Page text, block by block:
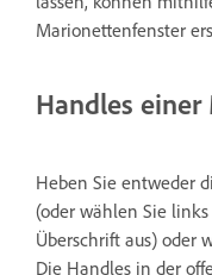
Marionettenfenster
Handles
Heben Sie entweder
(oder wählen Sie
Überschrift aus) oder
Die Handles in der